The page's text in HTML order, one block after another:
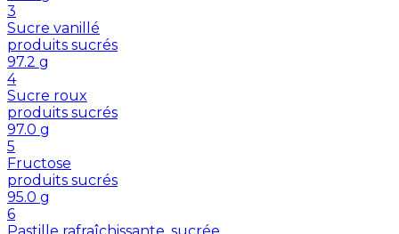
3
Sucre vanillé
produits sucrés
97.2 g
4
Sucre roux
produits sucrés
97.0 g
5
Fructose
produits sucrés
95.0 g
6